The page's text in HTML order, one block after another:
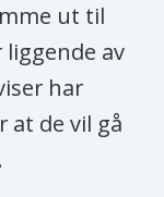
ut til
liggende av
har
at de vil gå